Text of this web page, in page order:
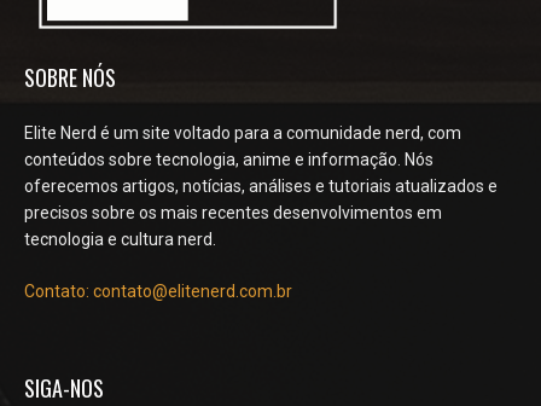
SOBRE NÓS
Elite Nerd é um site voltado para a comunidade nerd, com
conteúdos sobre tecnologia, anime e informação. Nós
oferecemos artigos, notícias, análises e tutoriais atualizados e
precisos sobre os mais recentes desenvolvimentos em
tecnologia e cultura nerd.
Contato: contato@elitenerd.com.br
SIGA-NOS